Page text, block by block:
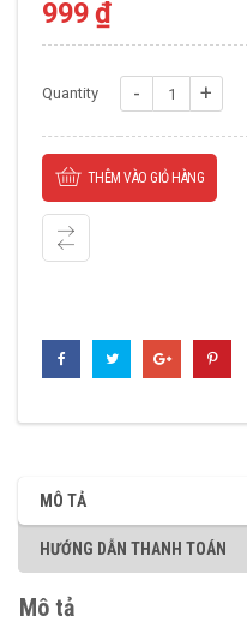
999₫
Quantity
Gối
211
số
THÊM VÀO GIỎ HÀNG
MÔ TẢ
HƯỚNG DẪN THANH TOÁN
Mô tả